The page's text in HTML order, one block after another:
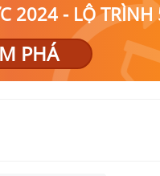
2024 - LỘ TRÌNH
PHÁ